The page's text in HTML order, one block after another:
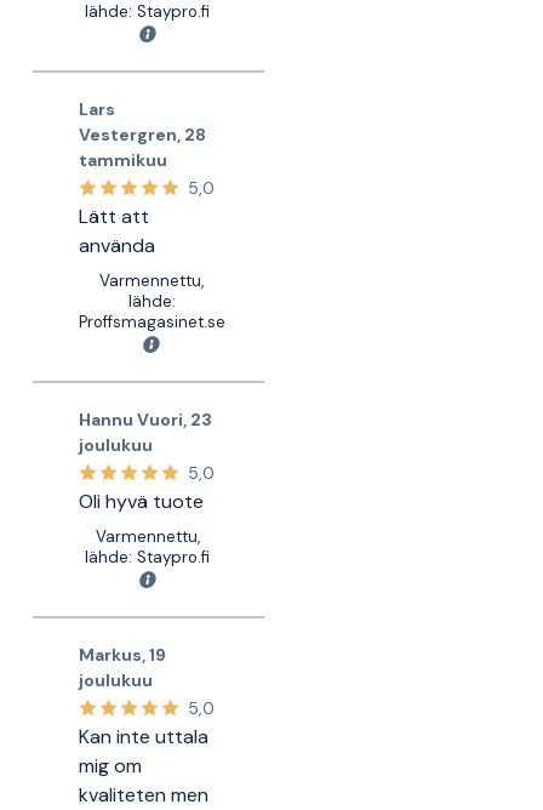
lähde: Staypro.fi
Lars
Vestergren, 28
tammikuu
5,0
Lätt att
använda
Varmennettu,
lähde:
Proffsmagasinet.se
Hannu Vuori, 23
joulukuu
5,0
Oli hyvä tuote
Varmennettu,
lähde: Staypro.fi
Markus,19
joulukuu
5,0
Kan inte uttala
mig om
kvaliteten men